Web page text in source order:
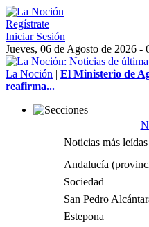
Regístrate
Iniciar Sesión
Jueves, 06 de Agosto de 2026 -
La Noción | El Ministerio de
reafirma...
Noticias más leídas
Andalucía
Sociedad
San Pedro
Estepona